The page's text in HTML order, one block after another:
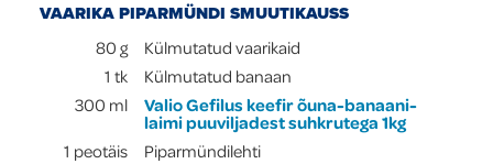
VAARIKA PIPARMÜNDI SMUUTIKAUSS
80 g
Külmutatud vaarikaid
1 tk
Külmutatud banaan
300 ml
Valio Gefilus keefir õuna-banaani-
laimi puuviljadest suhkrutega 1kg
1 peotäis
Piparmündilehti